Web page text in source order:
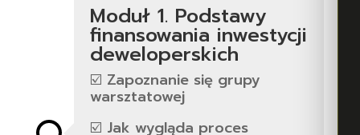
Moduł 1. Podstawy
finansowania inwestycji
deweloperskich
☑️ Zapoznanie się grupy
warsztatowej
☑️ Jak wygląda proces